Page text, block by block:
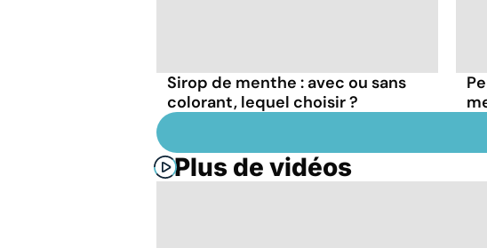
Sirop de menthe : avec ou sans
colorant, lequel choisir ?
Plus de vidéos